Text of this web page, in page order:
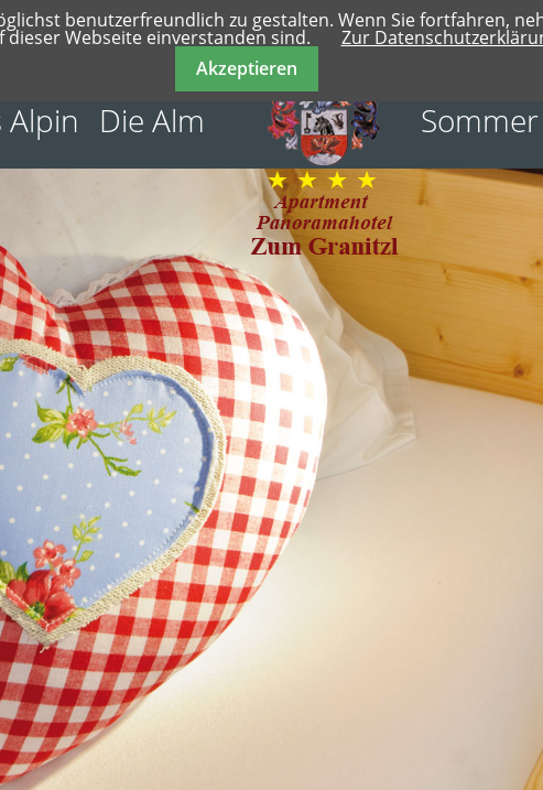
Alpin Die Alm Sommer
benutzerfreundlich zu gestalten. Wenn Sie fortfahren,
dieser Webseite einverstanden sind.
Zur
Akzeptieren